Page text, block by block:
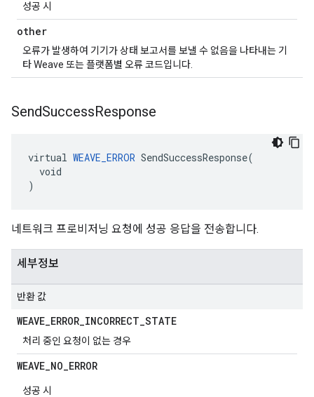
성공 시
other
오류가 발생하여 기기가 상태 보고서를 보낼 수 없음을 나타내는 기
타 Weave 또는 플랫폼별 오류 코드입니다.
SendSuccessResponse
virtual WEAVE_ERROR SendSuccessResponse(
  void
)
네트워크 프로비저닝 요청에 성공 응답을 전송합니다.
세부정보
반환 값
WEAVE_ERROR_INCORRECT_STATE
처리 중인 요청이 없는 경우
WEAVE_NO_ERROR
성공 시